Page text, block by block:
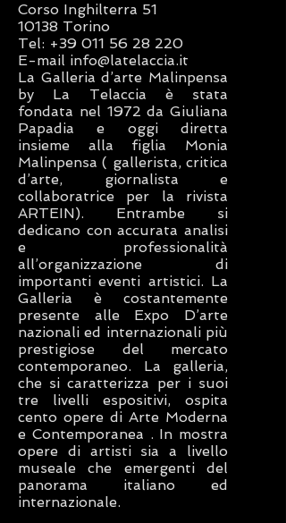
Corso Inghilterra 51
10138 Torino
Tel: +39 011 56 28 220
E-mail info@latelaccia.it
La Galleria d’arte Malinpensa
by La Telaccia è stata
fondata nel 1972 da Giuliana
Papadia e oggi diretta
insieme alla figlia Monia
Malinpensa ( gallerista, critica
d’arte, giornalista e
collaboratrice per la rivista
ARTEIN). Entrambe si
dedicano con accurata analisi
e professionalità
all’organizzazione di
importanti eventi artistici. La
Galleria è costantemente
presente alle Expo D’arte
nazionali ed internazionali più
prestigiose del mercato
contemporaneo. La galleria,
che si caratterizza per i suoi
tre livelli espositivi, ospita
cento opere di Arte Moderna
e Contemporanea . In mostra
opere di artisti sia a livello
museale che emergenti del
panorama italiano ed
internazionale.